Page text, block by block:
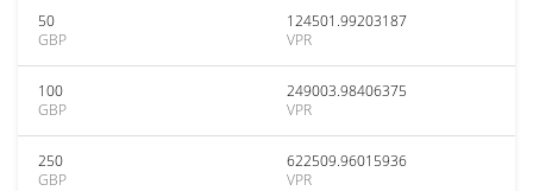
50
GBP
124501.99203187
VPR
100
GBP
249003.98406375
VPR
250
GBP
622509.96015936
VPR